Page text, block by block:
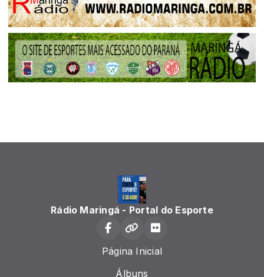
Rádio Maringá - Portal do Esporte
Página Inicial
Álbuns